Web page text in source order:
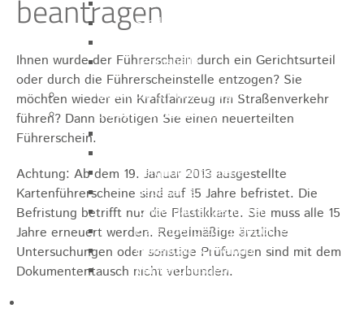
Stadthalle großer Saal
Tennishalle
Qualifizierter Mietspiegel
Steuern & Gebühren
Vergnügungssteuer
Hebesätze
Kindergartengebühren
Hallenbenutzungsgebühren
Hallenbad & Freibad
Verwaltungsgebühren
beantragen
Ihnen wurde der Führerschein durch ein Gerichtsurteil
oder durch die Führerscheinstelle entzogen? Sie
möchten wieder ein Kraftfahrzeug im Straßenverkehr
führen? Dann benötigen Sie einen neuerteilten
Führerschein.
Achtung: Ab dem 19. Januar 2013 ausgestellte
Kartenführerscheine sind auf 15 Jahre befristet. Die
Befristung betrifft nur die Plastikkarte. Sie muss alle 15
Jahre erneuert werden. Regelmäßige ärztliche
Untersuchungen oder sonstige Prüfungen sind mit dem
Dokumententausch nicht verbunden.